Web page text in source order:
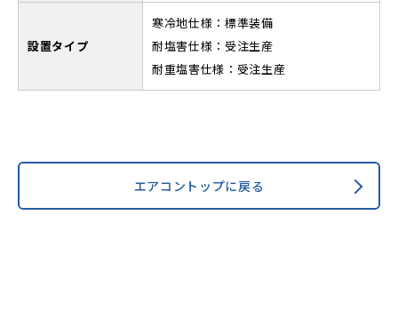
設置タイプ
寒冷地仕様：標準装備
耐塩害仕様：受注生産
耐重塩害仕様：受注生産
エアコントップに戻る